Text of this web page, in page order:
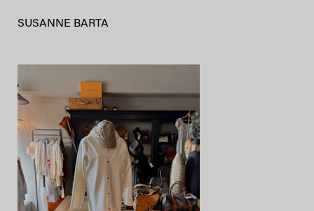
SUSANNE BARTA